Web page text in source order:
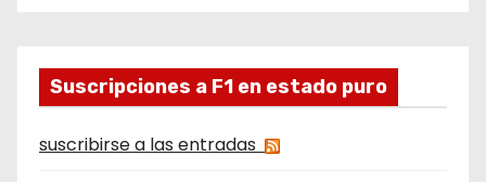
Suscripciones a F1 en estado puro
suscribirse a las entradas